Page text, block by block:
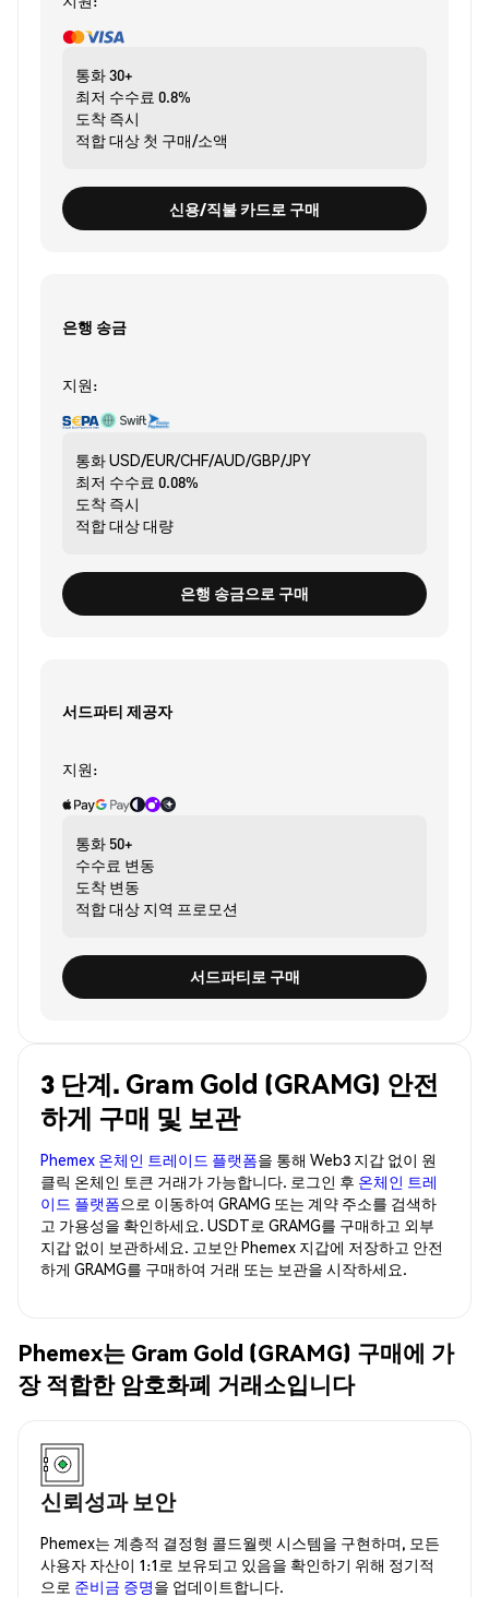
통화30+
최저 수수료 0.8%
도착 즉시
적합 대상 첫 구매/소액
신용/직불 카드로 구매
은행 송금
지원:
통화USD/EUR/CHF/AUD/GBP/JPY
최저 수수료 0.08%
도착 즉시
적합 대상대량
은행 송금으로 구매
서드파티 제공자
지원:
통화 50+
수수료 변동
도착 변동
적합 대상 지역 프로모션
서드파티로 구매
3 단계. Gram Gold (GRAMG) 안전
하게 구매 및 보관
Phemex 온체인 트레이드 플랫폼을 통해 Web3 지갑 없이 원
클릭 온체인 토큰 거래가 가능합니다. 로그인 후 온체인 트레
이드 플랫폼으로 이동하여 GRAMG 또는 계약 주소를 검색하
고 가용성을 확인하세요. USDT로 GRAMG를 구매하고 외부
지갑 없이 보관하세요. 고보안 Phemex 지갑에 저장하고 안전
하게 GRAMG를 구매하여 거래 또는 보관을 시작하세요.
Phemex는 Gram Gold (GRAMG) 구매에 가
장 적합한 암호화폐 거래소입니다
신뢰성과 보안
Phemex는 계층적 결정형 콜드월렛 시스템을 구현하며, 모든
사용자 자산이 1:1로 보유되고 있음을 확인하기 위해 정기적
으로 준비금 증명을 업데이트합니다.